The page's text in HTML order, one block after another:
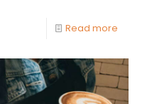
Read more